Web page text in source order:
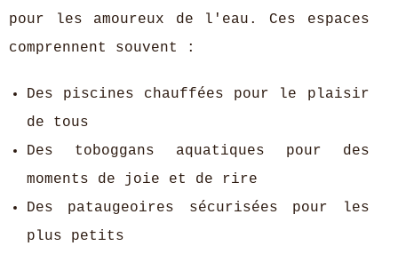
pour les amoureux de l'eau. Ces espaces
comprennent souvent :
Des piscines chauffées pour le plaisir
de tous
Des toboggans aquatiques pour des
moments de joie et de rire
Des pataugeoires sécurisées pour les
plus petits